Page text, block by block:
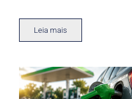
Leia mais